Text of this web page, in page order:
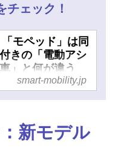
チェック！
「モペッド」は同
きの「電動アシ
」と何が違う
ートモビリティ
smart-mobility.jp
新モデル